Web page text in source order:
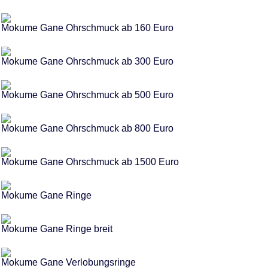
Mokume Gane Ohrschmuck ab 160 Euro
Mokume Gane Ohrschmuck ab 300 Euro
Mokume Gane Ohrschmuck ab 500 Euro
Mokume Gane Ohrschmuck ab 800 Euro
Mokume Gane Ohrschmuck ab 1500 Euro
Mokume Gane Ringe
Mokume Gane Ringe breit
Mokume Gane Verlobungsringe